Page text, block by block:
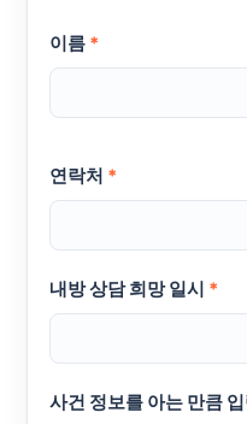
이름 *
연락처 *
내방 상담 희망 일시 *
사건 정보를 아는 만큼